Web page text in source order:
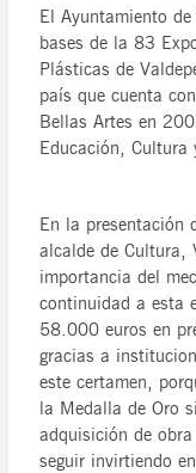
El Ayuntamiento
bases de la 83
Plásticas de
país que cuenta
Bellas Artes en
Educación, Cultura
En la presentación
alcalde de Cultura,
importancia del
continuidad a esta
58.000 euros en
gracias a
este certamen,
la Medalla de Oro
adquisición de
seguir invirtiendo